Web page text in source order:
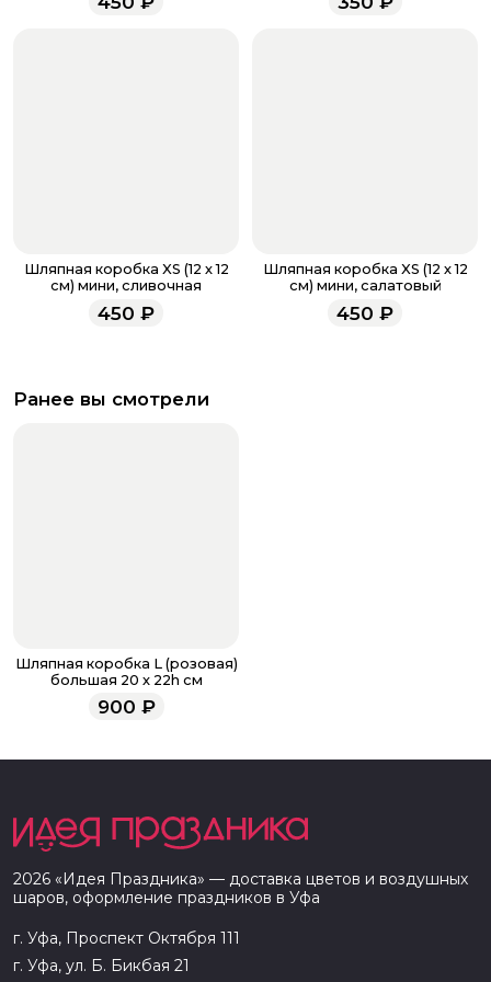
всегда рады проконсультировать вас.
Шляпная коробка XS (12 х 12
см) мини, сливочная
450 ₽
Шляпная коробка XS (12 х 12
см) мини, салатовый
450 ₽
Ранее вы смотрели
Шляпная коробка L (розовая)
большая 20 х 22h см
900 ₽
2026 «Идея Праздника» — доставка цветов и воздушных
шаров, оформление праздников в Уфа
г. Уфа, Проспект Октября 111
г. Уфа, ул. Б. Бикбая 21